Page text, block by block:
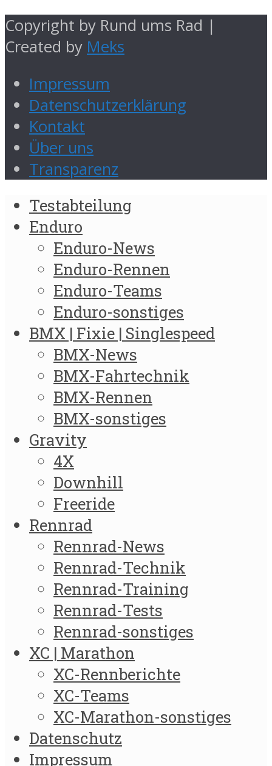
Copyright by Rund ums Rad |
Created by Meks
Impressum
Datenschutzerklärung
Kontakt
Über uns
Transparenz
Testabteilung
Enduro
Enduro-News
Enduro-Rennen
Enduro-Teams
Enduro-sonstiges
BMX | Fixie | Singlespeed
BMX-News
BMX-Fahrtechnik
BMX-Rennen
BMX-sonstiges
Gravity
4X
Downhill
Freeride
Rennrad
Rennrad-News
Rennrad-Technik
Rennrad-Training
Rennrad-Tests
Rennrad-sonstiges
XC | Marathon
XC-Rennberichte
XC-Teams
XC-Marathon-sonstiges
Datenschutz
Impressum